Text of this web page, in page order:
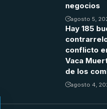
negocios
agosto 5,
Hay 185
conflicto
Vaca
de los
agosto 4,